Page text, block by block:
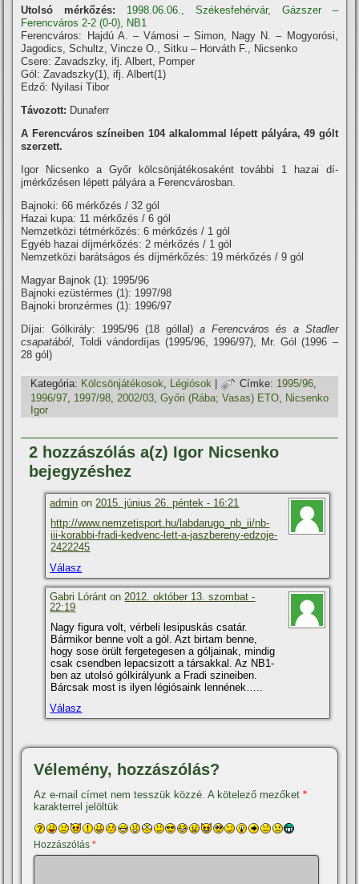
Utolsó mérkőzés:
1998.06.06., Székesfehérvár, Gázszer –
Ferencváros 2-2 (0-0), NB1
Ferencváros: Hajdú A. – Vámosi – Simon, Nagy N. – Mogyorósi,
Jagodics, Schultz, Vincze O., Sitku – Horváth F., Nicsenko
Csere: Zavadszky, ifj. Albert, Pomper
Gól: Zavadszky(1), ifj. Albert(1)
Edző: Nyilasi Tibor
Távozott: Dunaferr
A Ferencváros szí­neiben 104 alkalommal lépett pályára, 49 gólt
szerzett.
Igor Nicsenko a Győr kölcsönjátékosaként további 1 hazai dí­
jmérkőzésen lépett pályára a Ferencvárosban.
Bajnoki: 66 mérkőzés / 32 gól
Hazai kupa: 11 mérkőzés / 6 gól
Nemzetközi tétmérkőzés: 6 mérkőzés / 1 gól
Egyéb hazai dí­jmérkőzés: 2 mérkőzés / 1 gól
Nemzetközi barátságos és dí­jmérkőzés: 19 mérkőzés / 9 gól
Magyar Bajnok (1): 1995/96
Bajnoki ezüstérmes (1): 1997/98
Bajnoki bronzérmes (1): 1996/97
Dí­jai: Gólkirály: 1995/96 (18 góllal) a Ferencváros és a Stadler
csapatából, Toldi vándordí­jas (1995/96, 1996/97), Mr. Gól (1996 –
28 gól)
Kategória: Kölcsönjátékosok, Légiósok | Címke: 1995/96,
1996/97, 1997/98,2002/03,Győri (Rába; Vasas) ETO, Nicsenko
Igor
2 hozzászólás a(z) Igor Nicsenko
bejegyzéshez
admin on2015. június 26. péntek - 16:21
http://www.nemzetisport.hu/labdarugo_nb_ii/nb-
iii-korabbi-fradi-kedvenc-lett-a-jaszbereny-edzoje-
2422245
Válasz
Gabri Lóránt on2012. október 13. szombat -
22:19
Nagy figura volt, vérbeli lesipuskás csatár.
Bármikor benne volt a gól. Azt birtam benne,
hogy sose örült fergetegesen a góljainak, mindig
csak csendben lepacsizott a társakkal. Az NB1-
ben az utolsó gólkirályunk a Fradi szineiben.
Bárcsak most is ilyen légiósaink lennének…..
Válasz
Vélemény, hozzászólás?
Az e-mail címet nem tesszük közzé. A kötelező mezőket*
karakterrel jelöltük
Hozzászólás*